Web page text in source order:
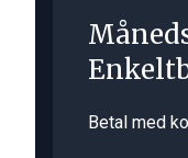
Betal med